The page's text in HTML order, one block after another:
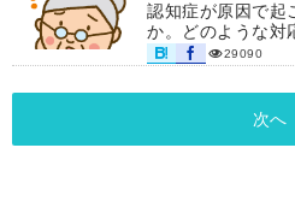
認知症が原因で起
か。どのような対
29090
次へ